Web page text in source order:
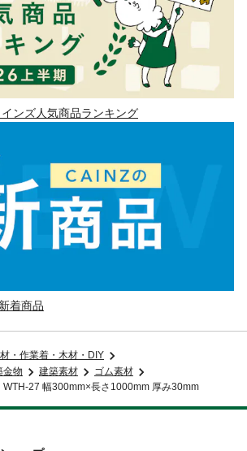
インズ人気商品ランキング
着商品
・作業着・木材・DIY
金物
建築素材
ゴム素材
WTH-27 幅300mm×長さ1000mm 厚み30mm